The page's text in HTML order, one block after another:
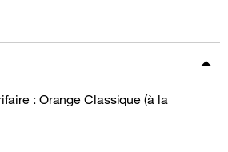
: Orange Classique (à la